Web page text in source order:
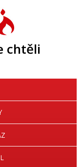
chtěli